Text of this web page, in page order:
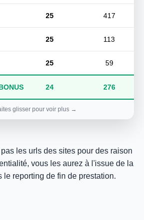
25 417
25 113
25 59
24 276
les urls des sites pour des raison
vous les aurez à l'issue de la
le reporting de fin de prestation.